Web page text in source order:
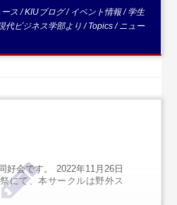
ース/KIUブログ/ イベント情報/学生
代ビジネス学部より/Topics/ニュー
好会です。 2022年11月26日
にて、本サークルは野外ス